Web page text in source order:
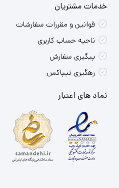
خدمات مشتریان
قوانین و مقررات سفارشات
ناحیه حساب کاربری
پیگیری سفارش
رهگیری تیپاکس
نماد های اعتبار